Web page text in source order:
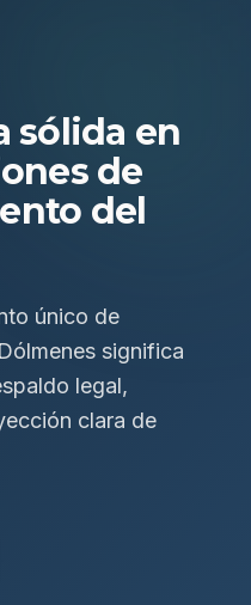
sólida en
de
del
único de
significa
legal,
clara de